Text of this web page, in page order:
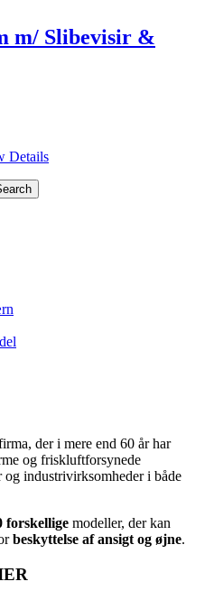
m/ Slibevisir &
Details
der i mere end 60 år har
og friskluftforsynede
industrivirksomheder i både
forskellige modeller, der kan
beskyttelse af ansigt og øjne.⁩